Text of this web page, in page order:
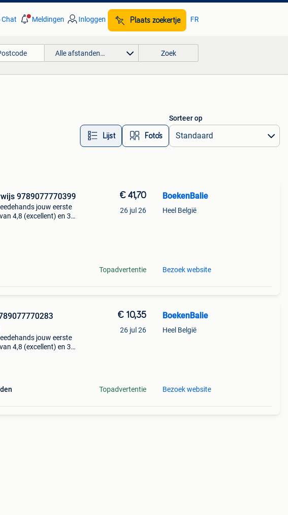
Chat Meldingen Inloggen Plaats zoekertje FR
Alle afstanden… Zoek
Lijst Foto’s
Sorteer op
9789077770399
jouw eerste
4,8 (excellent) en 30
€ 41,70
26 jul 26
Topadvertentie
BoekenBalie
Heel België
Bezoek website
jouw eerste
4,8 (excellent) en 30
€ 10,35
26 jul 26
Topadvertentie
BoekenBalie
Heel België
Bezoek website